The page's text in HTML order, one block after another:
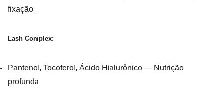
fixação
Lash Complex:
Pantenol, Tocoferol, Ácido Hialurônico — Nutrição
profunda